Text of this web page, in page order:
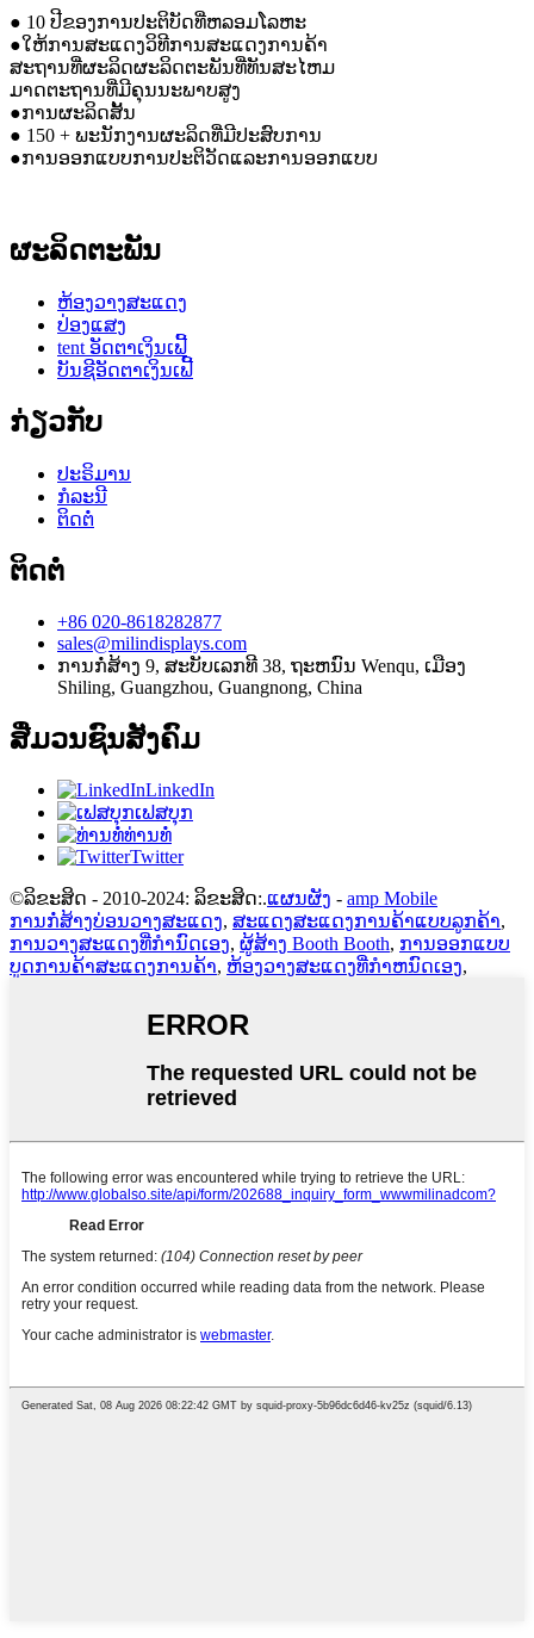
● 10 ປີຂອງການປະຕິບັດທີ່ຫລອມໂລຫະ
●ໃຫ້ການສະແດງວິທີການສະແດງການຄ້າ
ສະຖານທີ່ຜະລິດຜະລິດຕະພັນທີ່ທັນສະໄຫມ
ມາດຕະຖານທີ່ມີຄຸນນະພາບສູງ
●ການຜະລິດສັ້ນ
● 150 + ພະນັກງານຜະລິດທີ່ມີປະສົບການ
●ການອອກແບບການປະຕິວັດແລະການອອກແບບ
ຜະລິດຕະພັນ
ຫ້ອງວາງສະແດງ
ປ່ອງແສງ
tent ອັດຕາເງິນເຟີ້
ບັນຊີອັດຕາເງິນເຟີ້
ກ່ຽວກັບ
ປະຣິມານ
ກໍລະນີ
ຕິດຕໍ່
ຕິດຕໍ່
+86 020-8618282877
sales@milindisplays.com
ການກໍ່ສ້າງ 9, ສະບັບເລກທີ 38, ຖະຫນົນ Wenqu, ເມືອງ
Shiling, Guangzhou, Guangnong, China
ສື່ມວນຊົນສັງຄົມ
LinkedIn
ເຟສບຸກ
ທ່ານທໍ່
Twitter
©ລິຂະສິດ - 2010-2024: ລິຂະສິດ:.ແຜນຜັງ - amp Mobile
ການກໍ່ສ້າງບ່ອນວາງສະແດງ, ສະແດງສະແດງການຄ້າແບບລູກຄ້າ,
ການວາງສະແດງທີ່ກໍານົດເອງ, ຜູ້ສ້າງ Booth Booth, ການອອກແບບ
ບູດການຄ້າສະແດງການຄ້າ, ຫ້ອງວາງສະແດງທີ່ກໍາຫນົດເອງ,